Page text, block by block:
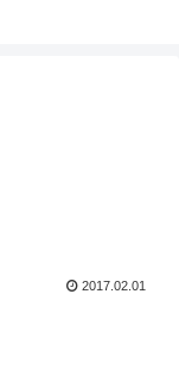
2017.02.01